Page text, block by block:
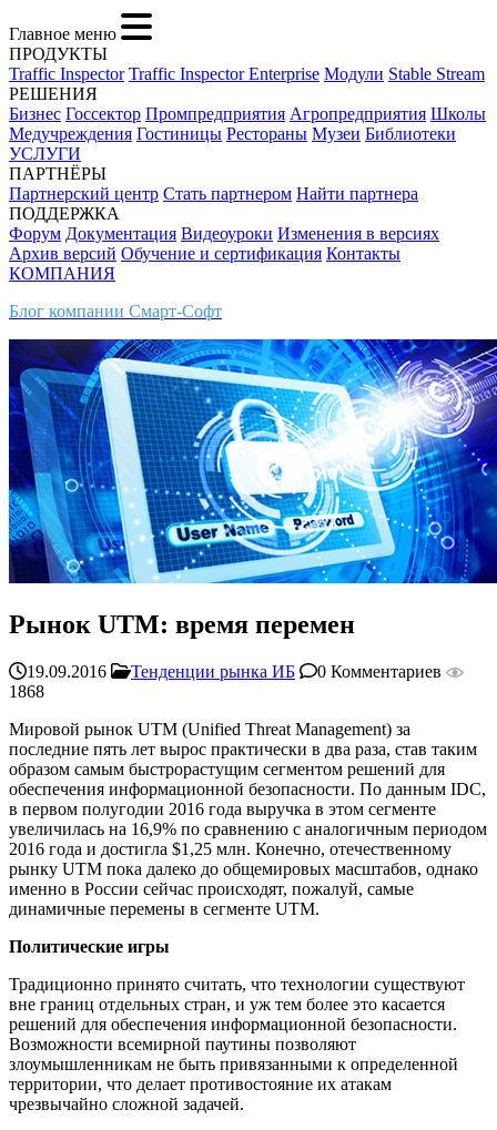
Главное меню
ПРОДУКТЫ
Traffic Inspector Traffic Inspector Enterprise Модули Stable Stream
РЕШЕНИЯ
Бизнес Госсектор Промпредприятия Агропредприятия Школы
Медучреждения Гостиницы Рестораны Музеи Библиотеки
УСЛУГИ
ПАРТНЁРЫ
Партнерский центр Стать партнером Найти партнера
ПОДДЕРЖКА
Форум Документация Видеоуроки Изменения в версиях
Архив версий Обучение и сертификация Контакты
КОМПАНИЯ
Блог компании Смарт-Софт
Рынок UTM: время перемен
19.09.2016 Тенденции рынка ИБ
0 Комментариев
1868
Мировой рынок UTM (Unified Threat Management) за
последние пять лет вырос практически в два раза, став таким
образом самым быстрорастущим сегментом решений для
обеспечения информационной безопасности. По данным IDC,
в первом полугодии 2016 года выручка в этом сегменте
увеличилась на 16,9% по сравнению с аналогичным периодом
2016 года и достигла $1,25 млн. Конечно, отечественному
рынку UTM пока далеко до общемировых масштабов, однако
именно в России сейчас происходят, пожалуй, самые
динамичные перемены в сегменте UTM.
Политические игры
Традиционно принято считать, что технологии существуют
вне границ отдельных стран, и уж тем более это касается
решений для обеспечения информационной безопасности.
Возможности всемирной паутины позволяют
злоумышленникам не быть привязанными к определенной
территории, что делает противостояние их атакам
чрезвычайно сложной задачей.